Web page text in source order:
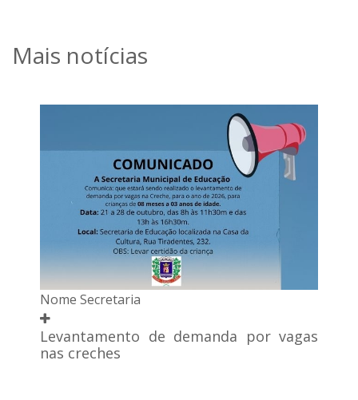
Mais notícias
Nome Secretaria
Levantamento de demanda por vagas
nas creches